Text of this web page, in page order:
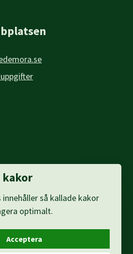
kakor
innehåller så kallade kakor
optimalt.
Acceptera